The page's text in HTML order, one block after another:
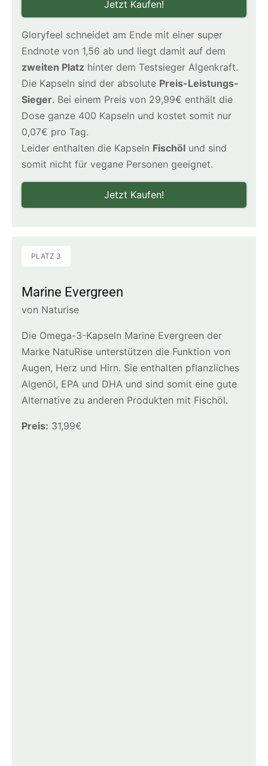
Jetzt Kaufen!
Gloryfeel schneidet am Ende mit einer super
Endnote von 1,56 ab und liegt damit auf dem
zweiten Platz hinter dem Testsieger Algenkraft.
Die Kapseln sind der absolute Preis-Leistungs-
Sieger. Bei einem Preis von 29,99€ enthält die
Dose ganze 400 Kapseln und kostet somit nur
0,07€ pro Tag.
Leider enthalten die Kapseln Fischöl und sind
somit nicht für vegane Personen geeignet.
Jetzt Kaufen!
PLATZ 3
Marine Evergreen
von Naturise
Die Omega-3-Kapseln Marine Evergreen der
Marke NatuRise unterstützen die Funktion von
Augen, Herz und Hirn. Sie enthalten pflanzliches
Algenöl, EPA und DHA und sind somit eine gute
Alternative zu anderen Produkten mit Fischöl.
Preis: 31,99€